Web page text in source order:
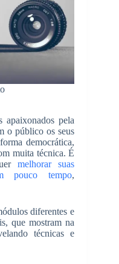
pela
o público os seus
democrática,
muita técnica. É
melhorar suas
pouco tempo,
diferentes e
que mostram na
técnicas e